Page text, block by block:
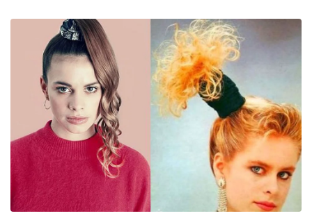
യുഎസ് സീക്രട്ട് സർവീസ് ഏജന്റിനെ ചൈനീസ്
ഉദ്യോഗസ്ഥർ തടഞ്ഞത് വലിയ കൈയാങ്കളിയിലാണ്
കലാശിച്ചത്. കൂടാതെ ഉഭയകക്ഷി ചർച്ചയ്ക്ക്
മുന്നോടിയായി ചൈനീസ് മാധ്യമപ്രവർത്തകരുടെ
തള്ളിക്കയറ്റത്തിനിടയിൽപ്പെട്ട് ഒരു വൈറ്റ് ഹൗസ്
ഉദ്യോഗസ്ഥന് പരിക്കേൽക്കുക കൂടി ചെയ്തതോടെ
യുഎസ് പ്രതിനിധികൾ കടുത്ത അമർഷത്തിലായി.
‘ഞങ്ങളും അവരെ പരമാവധി നിരീക്ഷിക്കുന്നുണ്ട്,
അവരിങ്ങോട്ടും ചെയ്യും’ എന്ന് മാധ്യമങ്ങളോട്
തുറന്നുപറഞ്ഞുകൊണ്ടാണ് ട്രംപ് ബെയ്ജിങ് വിട്ടത്.
നയതന്ത്രത്തിന്റെ സകല മര്യാദകളും കാറ്റിൽപ്പറത്തി